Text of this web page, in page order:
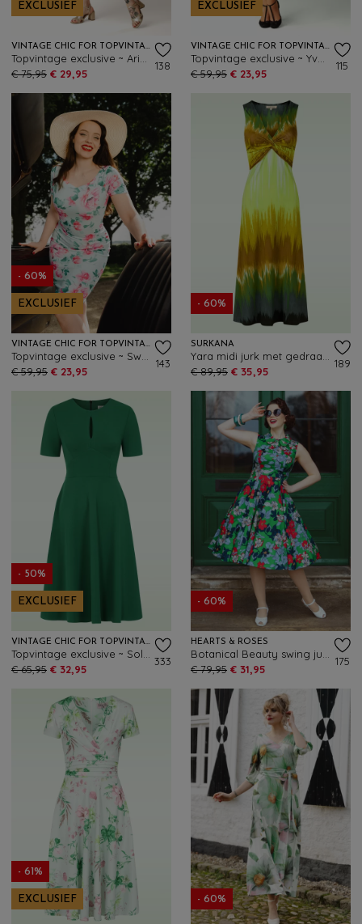
EXCLUSIEF
VINTAGE CHIC FOR TOPVINTAGE
€ 75,95 € 29,95
138
EXCLUSIEF
VINTAGE CHIC FOR TOPVINTAGE
€ 59,95 € 23,95
115
- 60%
EXCLUSIEF
VINTAGE CHIC FOR TOPVINTAGE
€ 59,95 € 23,95
143
- 60%
SURKANA
€ 89,95 € 35,95
189
- 50%
EXCLUSIEF
VINTAGE CHIC FOR TOPVINTAGE
€ 65,95 € 32,95
333
- 60%
HEARTS & ROSES
€ 79,95 € 31,95
175
- 61%
EXCLUSIEF - 60%